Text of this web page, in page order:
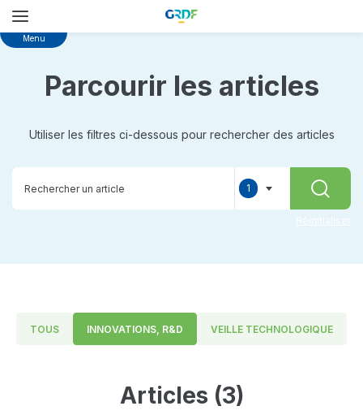
Skip
Menu
Parcourir les articles
Utiliser les filtres ci-dessous pour rechercher des articles
1
Réinitialiser
TOUS INNOVATIONS, R&D VEILLE TECHNOLOGIQUE
Articles (3)